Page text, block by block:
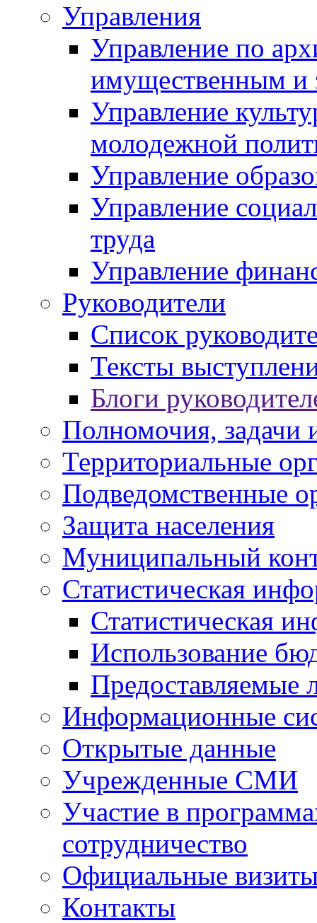
Управления
Управление по
имущественным и
Управление
молодежной
Управление
Управление
труда
Управление
Руководители
Список
Тексты
Блоги
Полномочия, задачи
Территориальные
Подведомственные
Защита населения
Муниципальный
Статистическая
Статистическая
Использование
Предоставляемые
Информационные
Открытые данные
Учрежденные СМИ
Участие в
сотрудничество
Официальные
Контакты